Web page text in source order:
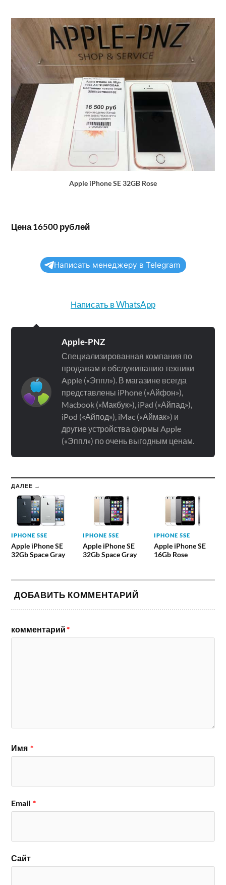
Apple iPhone SE 32GB Rose
Цена 16500 рублей
Написать менеджеру в Telegram
Написать в WhatsApp
Apple-PNZ
Специализированная компания по
продажам и обслуживанию техники
Apple («Эппл»). В магазине всегда
представлены iPhone («Айфон»),
Macbook («Макбук»), iPad («Айпад»),
iPod («Айпод»), iMac («Аймак») и
другие устройства фирмы Apple
(«Эппл») по очень выгодным ценам.
ДАЛЕЕ →
IPHONE 5SE
Apple iPhone SE
32Gb Space Gray
IPHONE 5SE
Apple iPhone SE
32Gb Space Gray
IPHONE 5SE
Apple iPhone SE
16Gb Rose
ДОБАВИТЬ КОММЕНТАРИЙ
комментарий*
Имя *
Email *
Сайт